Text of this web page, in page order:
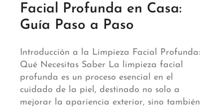
Facial Profunda en Casa:
Guía Paso a Paso
Introducción a la Limpieza Facial Profunda:
Qué Necesitas Saber La limpieza facial
profunda es un proceso esencial en el
cuidado de la piel, destinado no solo a
mejorar la apariencia exterior, sino también